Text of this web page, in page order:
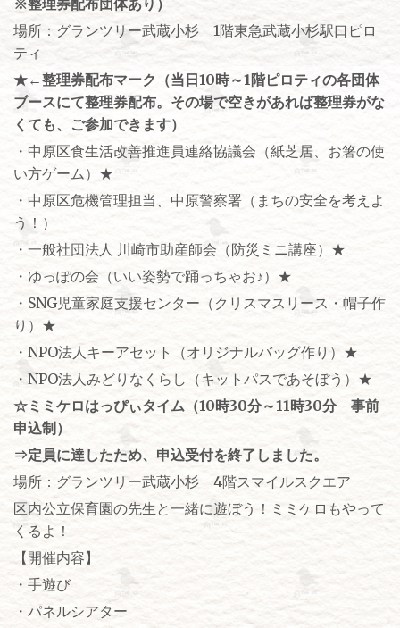
※整理券配布団体あり ）
場所：グランツリー武蔵小杉 1階東急武蔵小杉駅口ピロ
ティ
★←整理券配布マーク（当日10時～1階ピロティの各団体
ブースにて整理券配布。その場で空きがあれば整理券がな
くても、ご参加できます）
・中原区食生活改善推進員連絡協議会（紙芝居、お箸の使
い方ゲーム）★
・中原区危機管理担当、中原警察署（まちの安全を考えよ
う！）
・一般社団法人 川崎市助産師会（防災ミニ講座）★
・ゆっぽの会（いい姿勢で踊っちゃお♪）★
・SNG児童家庭支援センター（クリスマスリース・帽子作
り）★
・NPO法人キーアセット（オリジナルバッグ作り）★
・NPO法人みどりなくらし（キットパスであそぼう）★
☆ミミケロはっぴぃタイム（10時30分～11時30分 事前
申込制）
⇒定員に達したため、申込受付を終了しました。
場所：グランツリー武蔵小杉 4階スマイルスクエア
区内公立保育園の先生と一緒に遊ぼう！ミミケロもやって
くるよ！
【開催内容】
・手遊び
・パネルシアター